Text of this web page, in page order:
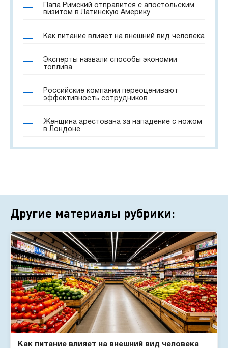
Папа Римский отправится с апостольским
визитом в Латинскую Америку
Как питание влияет на внешний вид человека
Эксперты назвали способы экономии
топлива
Российские компании переоценивают
эффективность сотрудников
Женщина арестована за нападение с ножом
в Лондоне
Другие материалы рубрики:
Как питание влияет на внешний вид человека